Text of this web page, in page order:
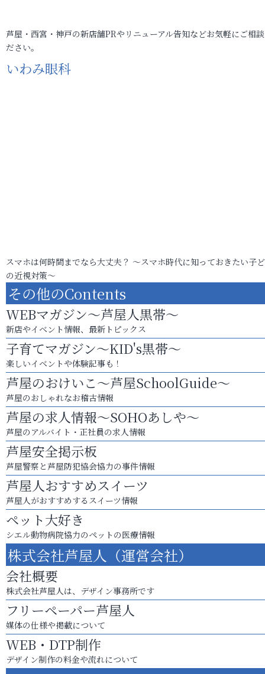
芦屋・西宮・神戸の新店舗PRやリニューアル告知などお気軽にご相
ださい。
いわみ眼科
スマホは何時間までなら大丈夫？ ～スマホ時代に知っておきたい子
の近視対策～
その他のContents
WEBマガジン～芦屋人黒帯～
新店やイベント情報、最新トピックス
子育てマガジン～KID's黒帯～
楽しいイベントや体験記事も！
芦屋のおけいこ～芦屋SchoolGuide～
芦屋のおしゃれなお稽古情報
芦屋の求人情報～SOHOあしや～
芦屋のアルバイト・正社員の求人情報
芦屋安全掲示板
芦屋警察と芦屋防犯協会協力の事件情報
芦屋人おすすめスイーツ
芦屋人がおすすめするスイーツ情報
ペット大好き
シエル動物病院協力のペットの医療情報
株式会社芦屋人（運営会社）
会社概要
株式会社芦屋人は、デザイン事務所です
フリーペーパー芦屋人
媒体の仕様や掲載について
WEB・DTP制作
デザイン制作の料金や流れについて